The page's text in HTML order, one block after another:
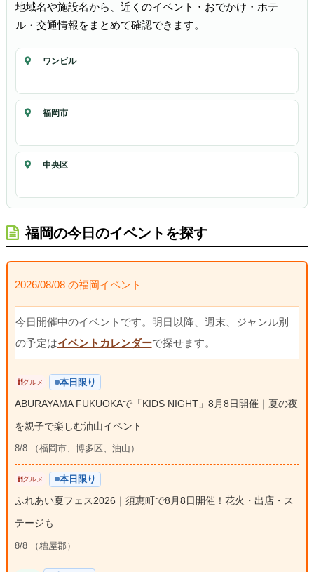
地域名や施設名から、近くのイベント・おでかけ・ホテ
ル・交通情報をまとめて確認できます。
ワンビル
福岡市
中央区
福岡の今日のイベントを探す
2026/08/08 の福岡イベント
今日開催中のイベントです。明日以降、週末、ジャンル別
の予定はイベントカレンダーで探せます。
グルメ 本日限り
ABURAYAMA FUKUOKAで「KIDS NIGHT」8月8日開催｜夏の夜
を親子で楽しむ油山イベント
8/8 （福岡市、博多区、油山）
グルメ 本日限り
ふれあい夏フェス2026｜須恵町で8月8日開催！花火・出店・ス
テージも
8/8 （糟屋郡）